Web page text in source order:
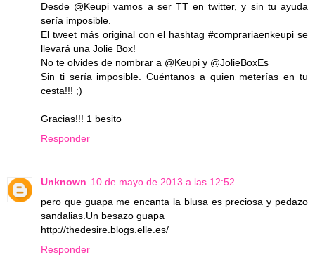
Desde @Keupi vamos a ser TT en twitter, y sin tu ayuda
sería imposible.
El tweet más original con el hashtag #comprariaenkeupi se
llevará una Jolie Box!
No te olvides de nombrar a @Keupi y @JolieBoxEs
Sin ti sería imposible. Cuéntanos a quien meterías en tu
cesta!!! ;)
Gracias!!! 1 besito
Responder
Unknown 10 de mayo de 2013 a las 12:52
pero que guapa me encanta la blusa es preciosa y pedazo
sandalias.Un besazo guapa
http://thedesire.blogs.elle.es/
Responder